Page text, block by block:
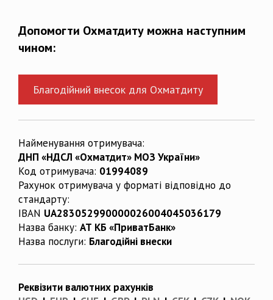
Допомогти Охматдиту можна наступним
чином:
Благодійний внесок для Охматдиту
Найменування отримувача:
ДНП «НДСЛ «Охматдит» МОЗ України»
Код отримувача: 01994089
Рахунок отримувача у форматі відповідно до
стандарту:
IBAN UA283052990000026004045036179
Назва банку: АТ КБ «ПриватБанк»
Назва послуги: Благодійні внески
Реквізити валютних рахунків